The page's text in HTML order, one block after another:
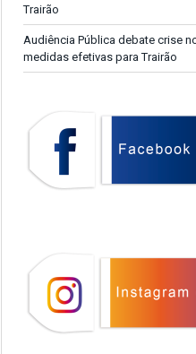
Trairão
Audiência Pública debate crise
medidas efetivas para Trairão